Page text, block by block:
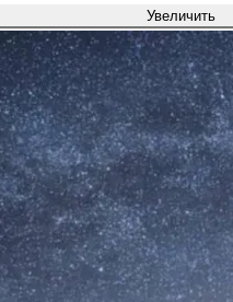
Увеличить